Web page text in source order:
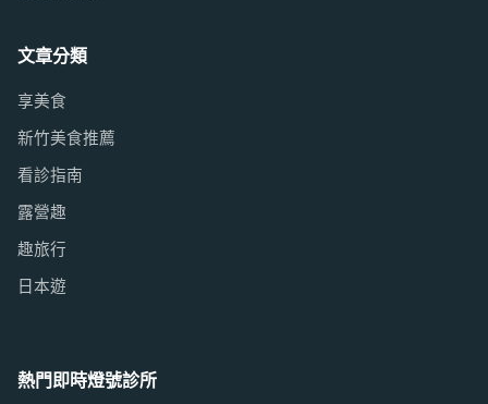
文章分類
享美食
新竹美食推薦
看診指南
露營趣
趣旅行
日本遊
熱門即時燈號診所